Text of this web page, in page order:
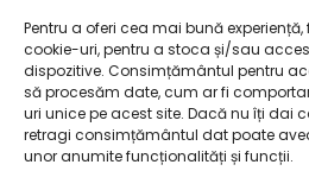
Pentru a oferi cea mai bună
cookie-uri, pentru a stoca și/sau
dispozitive. Consimțământul pentru
să procesăm date, cum ar fi
uri unice pe acest site. Dacă nu îți dai
retragi consimțământul dat poate
unor anumite funcționalități și funcții.
Contact
INFORMAȚII
Politica de